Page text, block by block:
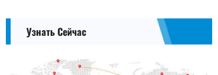
Узнать Сейчас